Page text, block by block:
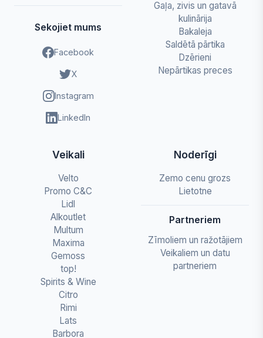
Sekojiet mums
Facebook
X
Instagram
LinkedIn
Gaļa, zivis un gatavā
kulinārija
Bakaleja
Saldētā pārtika
Dzērieni
Nepārtikas preces
Veikali
Velto
Promo C&C
Lidl
Alkoutlet
Multum
Maxima
Gemoss
top!
Spirits & Wine
Citro
Rimi
Lats
Barbora
Noderīgi
Zemo cenu grozs
Lietotne
Partneriem
Zīmoliem un ražotājiem
Veikaliem un datu
partneriem